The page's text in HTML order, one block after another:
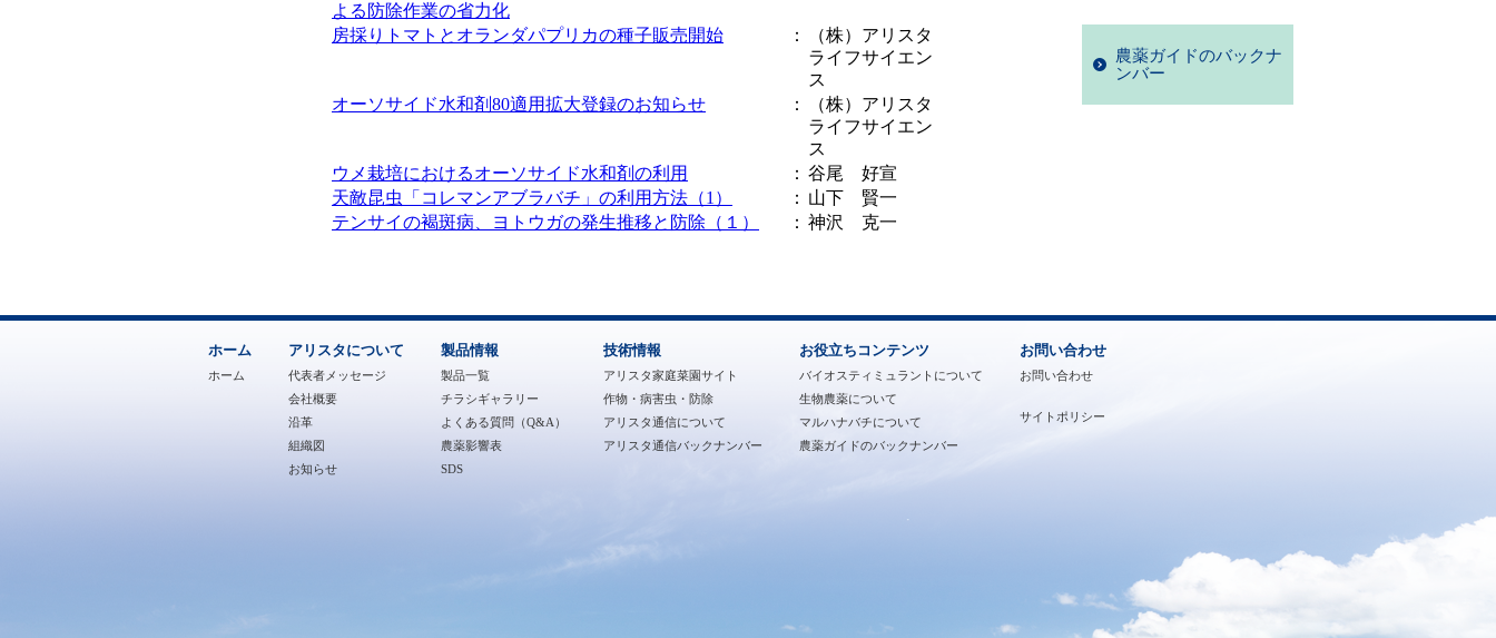
よる防除作業の省力化
房採りトマトとオランダパプリカの種子販売開始 ：
（株）アリスタ
ライフサイエン
ス
オーソサイド水和剤80適用拡大登録のお知らせ
：
（株）アリスタ
ライフサイエン
ス
ウメ栽培におけるオーソサイド水和剤の利用
： 谷尾 好宣
天敵昆虫「コレマンアブラバチ」の利用方法（1）
： 山下 賢一
テンサイの褐斑病、ヨトウガの発生推移と防除（１）
： 神沢 克一
農薬ガイドのバックナ
ンバー
ホーム
ホーム
アリスタについて
代表者メッセージ
会社概要
沿革
組織図
お知らせ
製品情報
製品一覧
チラシギャラリー
よくある質問（Q&A）
農薬影響表
SDS
技術情報
アリスタ家庭菜園サイト
作物・病害虫・防除
アリスタ通信について
アリスタ通信バックナンバー
お役立ちコンテンツ
バイオスティミュラントについて
生物農薬について
マルハナバチについて
農薬ガイドのバックナンバー
お問い合わせ
お問い合わせ
サイトポリシー